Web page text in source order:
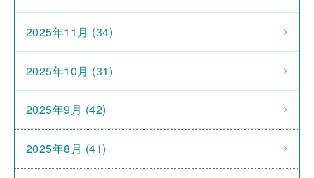
2025年11月 (34)
2025年10月 (31)
2025年9月 (42)
2025年8月 (41)